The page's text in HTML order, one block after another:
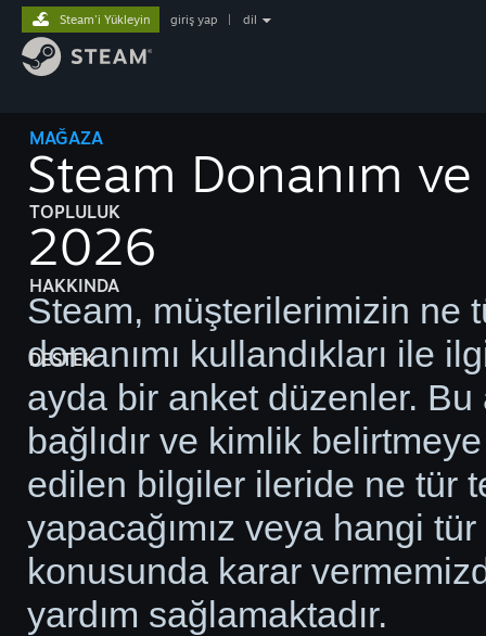
MAĞAZA
TOPLULUK
HAKKINDA
DESTEK
Steam'i Yükleyin giriş yap dil
Steam Donanım
2026
Steam, müşterilerimizin ne
donanımı kullandıkları ile
ayda bir anket düzenler. Bu
bağlıdır ve kimlik
edilen bilgiler ileride ne tür
yapacağımız veya hangi
konusunda karar
yardım sağlamaktadır.